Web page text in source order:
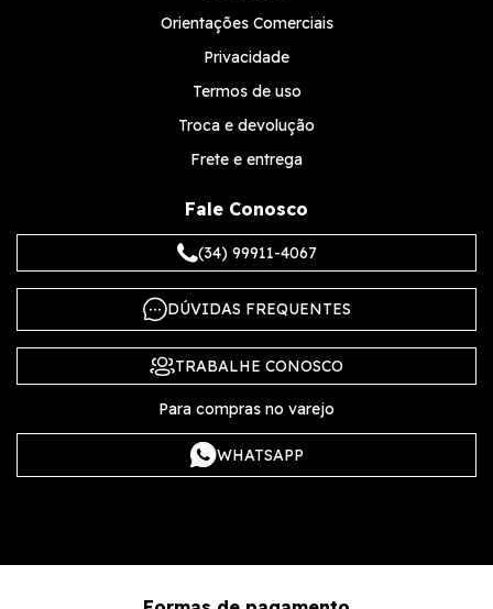
Orientações Comerciais
Privacidade
Termos de uso
Troca e devolução
Frete e entrega
Fale Conosco
(34) 99911-4067
DÚVIDAS FREQUENTES
TRABALHE CONOSCO
Para compras no varejo
WHATSAPP